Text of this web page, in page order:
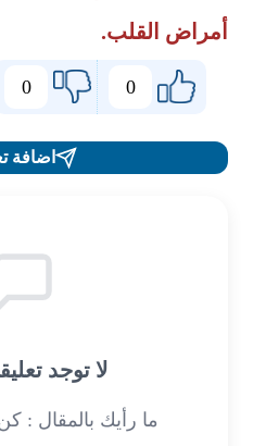
أمراض القلب.
0
0
اضافة
لا توجد
ما رأيك بالمقال :